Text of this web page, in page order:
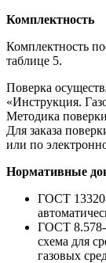
Комплектность
Комплектность
таблице 5.
Поверка
«Инструкция.
Методика
Для заказа
или по
Нормативные
ГОСТ
ГОСТ 8.578-
схема для
газовых